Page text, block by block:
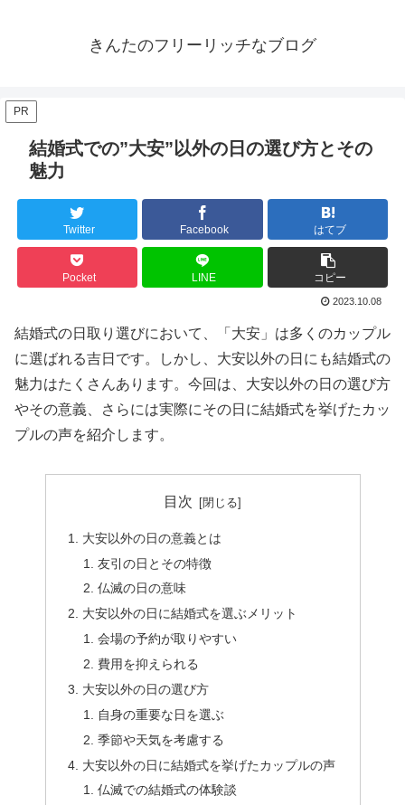
きんたのフリーリッチなブログ
PR
結婚式での”大安”以外の日の選び方とその
魅力
Twitter Facebook はてブ
Pocket LINE コピー
2023.10.08
結婚式の日取り選びにおいて、「大安」は多くのカップル
に選ばれる吉日です。しかし、大安以外の日にも結婚式の
魅力はたくさんあります。今回は、大安以外の日の選び方
やその意義、さらには実際にその日に結婚式を挙げたカッ
プルの声を紹介します。
目次
大安以外の日の意義とは
友引の日とその特徴
仏滅の日の意味
大安以外の日に結婚式を選ぶメリット
会場の予約が取りやすい
費用を抑えられる
大安以外の日の選び方
自身の重要な日を選ぶ
季節や天気を考慮する
大安以外の日に結婚式を挙げたカップルの声
仏滅での結婚式の体験談